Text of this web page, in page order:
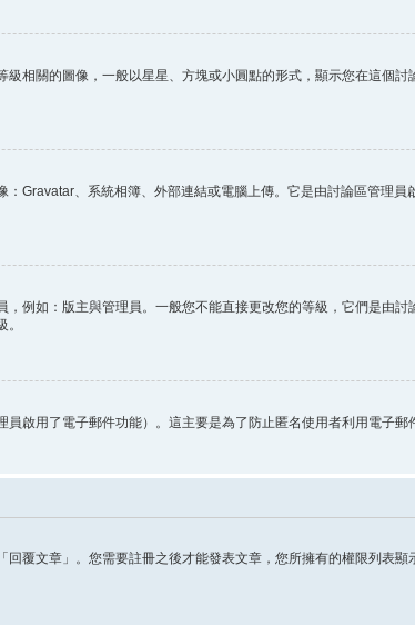
相關的圖像，一般以星星、方塊或小圓點的形式，顯示您在這個
Gravatar、系統相簿、外部連結或電腦上傳。它是由討論區管理
例如：版主與管理員。一般您不能直接更改您的等級，它們是由
啟用了電子郵件功能）。這主要是為了防止匿名使用者利用電子郵
覆文章」。您需要註冊之後才能發表文章，您所擁有的權限列表顯